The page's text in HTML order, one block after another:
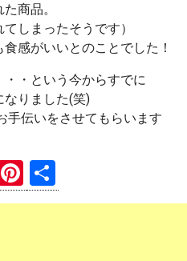
商品。
しまったそうです）
感がいいとのことでした！
・という今からすでに
なりました(笑)
手伝いをさせてもらいます
Pi
nt 有